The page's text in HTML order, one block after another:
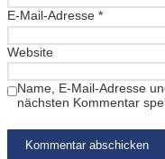
E-Mail-Adresse *
Website
Name, E-Mail-Adresse
nächsten Kommentar